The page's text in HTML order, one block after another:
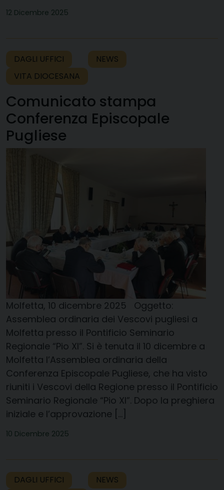
12 Dicembre 2025
DAGLI UFFICI
NEWS
VITA DIOCESANA
Comunicato stampa
Conferenza Episcopale
Pugliese
Molfetta, 10 dicembre 2025 Oggetto:
Assemblea ordinaria dei Vescovi pugliesi a
Molfetta presso il Pontificio Seminario
Regionale “Pio XI”. Si è tenuta il 10 dicembre a
Molfetta l’Assemblea ordinaria della
Conferenza Episcopale Pugliese, che ha visto
riuniti i Vescovi della Regione presso il Pontificio
Seminario Regionale “Pio XI”. Dopo la preghiera
iniziale e l’approvazione […]
10 Dicembre 2025
DAGLI UFFICI
NEWS